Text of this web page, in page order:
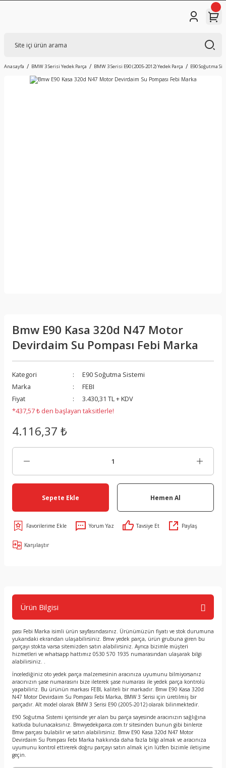
Anasayfa BMW 3 Serisi Yedek Parça BMW 3 Serisi E90 (2005-2012) Yedek Parça E90 Soğutma
Bmw E90 Kasa 320d N47 Motor
Devirdaim Su Pompası Febi Marka
Kategori
E90 Soğutma Sistemi
Marka
FEBI
Fiyat
3.430,31 TL + KDV
*437,57 ₺ den başlayan taksitlerle!
4.116,37 ₺
Sepete Ekle Hemen Al
Yorum Yaz Tavsiye Et Paylaş
Karşılaştır
Ürün Bilgisi
pası Febi Marka isimli ürün sayfasındasınız. Ürünümüzün fiyatı ve stok durumuna
yukarıdaki ekrandan ulaşabilirsiniz. Bmw yedek parça, ürün grubuna giren bu
parçayı stokta varsa sitemizden satın alabilirsiniz. Ayrıca bizimle müşteri
hizmetleri ve whatsapp hattımız 0530 570 1935 numarasından ulaşarak bilgi
alabilirsiniz. .
İncelediğiniz oto yedek parça malzemesinin aracınıza uyumunu bilmiyorsanız
aracınızın şase numarasını bize ileterek şase numarası ile yedek parça kontrolü
yapabiliriz. Bu ürünün markası FEBI, kaliteli bir markadır. Bmw E90 Kasa 320d
N47 Motor Devirdaim Su Pompası Febi Marka, BMW 3 Serisi için üretilmiş bir
parçadır. Alt model olarak BMW 3 Serisi E90 (2005-2012) olarak bilinmektedir.
E90 Soğutma Sistemi içerisinde yer alan bu parça sayesinde aracınızın sağlığına
katkıda bulunacaksınız. Bmwyedekparca.com.tr sitesinden bunun gibi binlerce
Bmw parçası bulabilir ve satın alabilirsiniz. Bmw E90 Kasa 320d N47 Motor
Devirdaim Su Pompası Febi Marka hakkında daha fazla bilgi almak ve aracınıza
uyumunu kontrol ettirerek doğru parçayı satın almak için lütfen bizimle iletişime
geçin.